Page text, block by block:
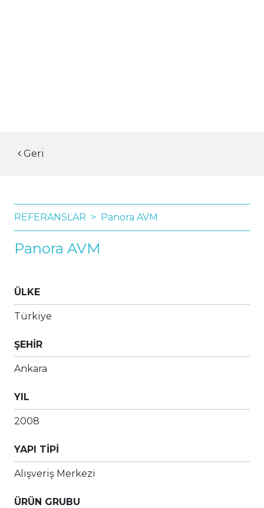
Geri
REFERANSLAR Panora AVM
Panora AVM
ÜLKE
Türkiye
ŞEHİR
Ankara
YIL
2008
YAPI TİPİ
Alışveriş Merkezi
ÜRÜN GRUBU